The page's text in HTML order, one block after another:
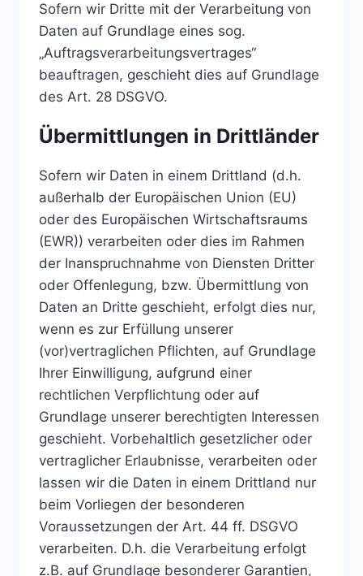
Sofern wir Dritte mit der Verarbeitung von
Daten auf Grundlage eines sog.
„Auftragsverarbeitungsvertrages“
beauftragen, geschieht dies auf Grundlage
des Art. 28 DSGVO.
Übermittlungen in Drittländer
Sofern wir Daten in einem Drittland (d.h.
außerhalb der Europäischen Union (EU)
oder des Europäischen Wirtschaftsraums
(EWR)) verarbeiten oder dies im Rahmen
der Inanspruchnahme von Diensten Dritter
oder Offenlegung, bzw. Übermittlung von
Daten an Dritte geschieht, erfolgt dies nur,
wenn es zur Erfüllung unserer
(vor)vertraglichen Pflichten, auf Grundlage
Ihrer Einwilligung, aufgrund einer
rechtlichen Verpflichtung oder auf
Grundlage unserer berechtigten Interessen
geschieht. Vorbehaltlich gesetzlicher oder
vertraglicher Erlaubnisse, verarbeiten oder
lassen wir die Daten in einem Drittland nur
beim Vorliegen der besonderen
Voraussetzungen der Art. 44 ff. DSGVO
verarbeiten. D.h. die Verarbeitung erfolgt
z.B. auf Grundlage besonderer Garantien,